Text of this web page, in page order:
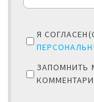
Я
ЗАПОМНИТЬ